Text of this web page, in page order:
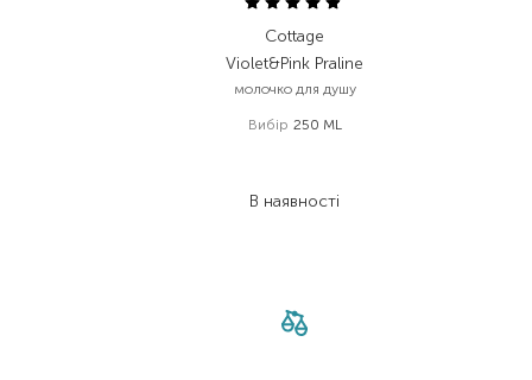
Cottage
Violet&Pink Praline
молочко для душу
Вибір 250 ML
В наявності